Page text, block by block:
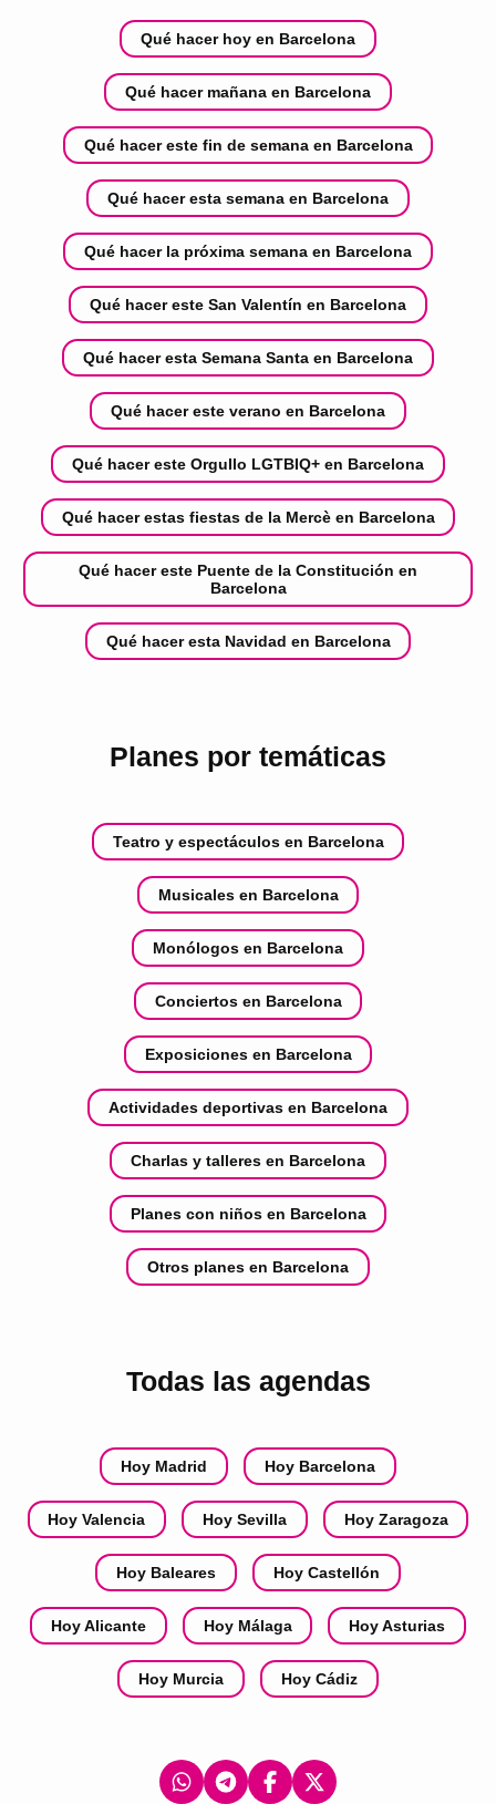
Qué hacer hoy en Barcelona
Qué hacer mañana en Barcelona
Qué hacer este fin de semana en Barcelona
Qué hacer esta semana en Barcelona
Qué hacer la próxima semana en Barcelona
Qué hacer este San Valentín en Barcelona
Qué hacer esta Semana Santa en Barcelona
Qué hacer este verano en Barcelona
Qué hacer este Orgullo LGTBIQ+ en Barcelona
Qué hacer estas fiestas de la Mercè en Barcelona
Qué hacer este Puente de la Constitución en
Barcelona
Qué hacer esta Navidad en Barcelona
Planes por temáticas
Teatro y espectáculos en Barcelona
Musicales en Barcelona
Monólogos en Barcelona
Conciertos en Barcelona
Exposiciones en Barcelona
Actividades deportivas en Barcelona
Charlas y talleres en Barcelona
Planes con niños en Barcelona
Otros planes en Barcelona
Todas las agendas
Hoy Madrid Hoy Barcelona
Hoy Valencia Hoy Sevilla Hoy Zaragoza
Hoy Baleares Hoy Castellón
Hoy Alicante Hoy Málaga Hoy Asturias
Hoy Murcia Hoy Cádiz